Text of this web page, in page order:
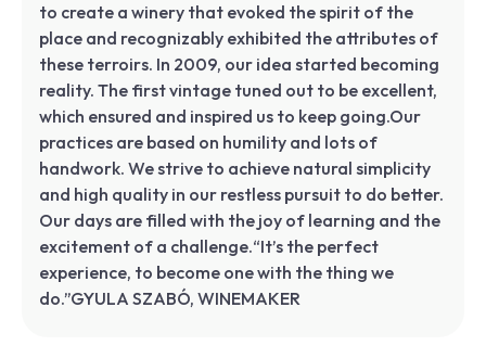
to create a winery that evoked the spirit of the
place and recognizably exhibited the attributes of
these terroirs. In 2009, our idea started becoming
reality. The first vintage tuned out to be excellent,
which ensured and inspired us to keep going.Our
practices are based on humility and lots of
handwork. We strive to achieve natural simplicity
and high quality in our restless pursuit to do better.
Our days are filled with the joy of learning and the
excitement of a challenge.“It’s the perfect
experience, to become one with the thing we
do.”GYULA SZABÓ, WINEMAKER